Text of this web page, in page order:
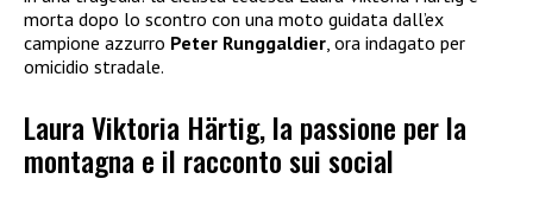
morta dopo lo scontro con una moto guidata dall’ex
campione azzurro Peter Runggaldier, ora indagato per
omicidio stradale.
Laura Viktoria Härtig, la passione per la
montagna e il racconto sui social